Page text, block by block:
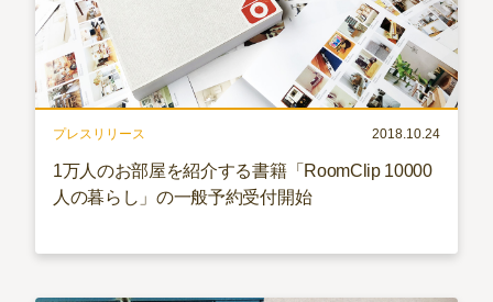
プレスリリース 2018.10.24
1万人のお部屋を紹介する書籍「RoomClip 10000
人の暮らし」の一般予約受付開始